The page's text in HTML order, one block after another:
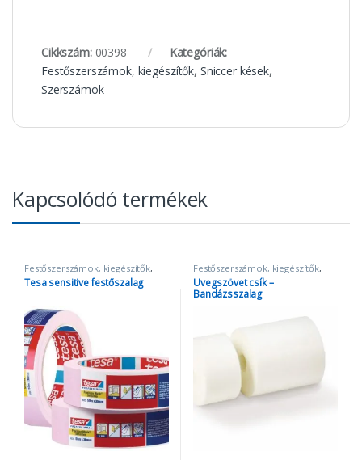
Cikkszám: 00398
Kategóriák:
Festőszerszámok, kiegészítők, Sniccer kések,
Szerszámok
Kapcsolódó termékek
Festőszerszámok, kiegészítők,
Szalagok
Tesa sensitive festőszalag
Festőszerszámok, kiegészítők,
Szalagok
Üvegszövet csík –
Bandázsszalag